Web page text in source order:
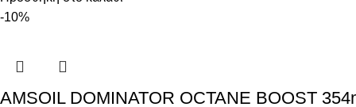
-10%
AMSOIL DOMINATOR OCTANE BOOST